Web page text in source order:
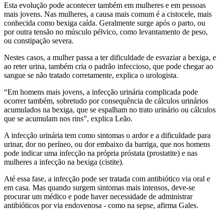
Esta evolução pode acontecer também em mulheres e em pessoas
mais jovens. Nas mulheres, a causa mais comum é a cistocele, mais
conhecida como bexiga caída. Geralmente surge após o parto, ou
por outra tensão no músculo pélvico, como levantamento de peso,
ou constipação severa.
Nestes casos, a mulher passa a ter dificuldade de esvaziar a bexiga, e
ao reter urina, também cria o padrão infeccioso, que pode chegar ao
sangue se não tratado corretamente, explica o urologista.
“Em homens mais jovens, a infecção urinária complicada pode
ocorrer também, sobretudo por consequência de cálculos urinários
acumulados na bexiga, que se espalham no trato urinário ou cálculos
que se acumulam nos rins”, explica Leão.
A infecção urinária tem como sintomas o ardor e a dificuldade para
urinar, dor no períneo, ou dor embaixo da barriga, que nos homens
pode indicar uma infecção na própria próstata (prostatite) e nas
mulheres a infecção na bexiga (cistite).
Até essa fase, a infecção pode ser tratada com antibiótico via oral e
em casa. Mas quando surgem sintomas mais intensos, deve-se
procurar um médico e pode haver necessidade de administrar
antibióticos por via endovenosa - como na sepse, afirma Gales.